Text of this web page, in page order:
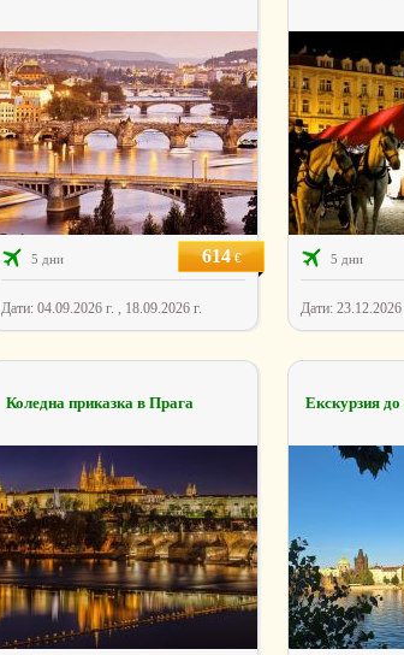
5 дни 614€
Дати: 04.09.2026 г. , 18.09.2026 г.
5 дни
Дати: 23.12.2026
Коледна приказка в Прага Екскурзия